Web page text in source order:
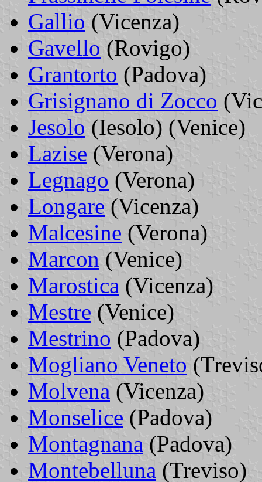
Gallio (Vicenza)
Gavello (Rovigo)
Grantorto (Padova)
Grisignano di Zocco
Jesolo (Iesolo) (Venice)
Lazise (Verona)
Legnago (Verona)
Longare (Vicenza)
Malcesine (Verona)
Marcon (Venice)
Marostica (Vicenza)
Mestre (Venice)
Mestrino (Padova)
Mogliano Veneto
Molvena (Vicenza)
Monselice (Padova)
Montagnana (Padova)
Montebelluna (Treviso)